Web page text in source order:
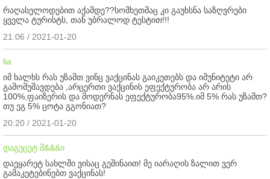
რაღასელოდებით აქამდე??სომხეთმაც კი გაუხსნა საზღვრები
ყველა ტურისტს, თან უბრალოდ ტესტით!!!
21:06 / 2021-01-20
lia
იმ ხალხს რას უზამთ ვინც ვაქცინას გაიკეთებს და იმუნიტეტი არ
გამომუშავდება ,არცერთი ვაქცინის ეფექტურობა არ არის
100%,ფაიზერის და მოდერნას ეფექტურობა95%.იმ 5% რას უზამთ?
თუ ეგ 5% ცოტა გგონიათ?
20:20 / 2021-01-20
დაგეცეტ მ&&&ი
დაეყარეტ სახლში ვისაც გეშინაით! მე იარაღის ზალით ვერ
გამაკეტებინებთ ვაქცინას!